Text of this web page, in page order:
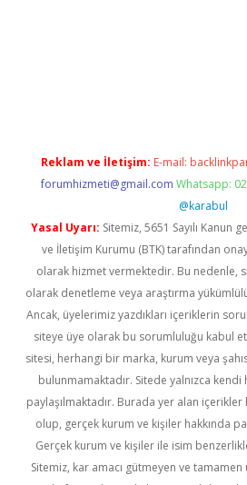
Reklam ve İletişim: E-mail:
forumhizmeti@gmail.com Whatsapp:
@karabul
Yasal Uyarı: Sitemiz, 5651 Sayılı Kanun
ve İletişim Kurumu (BTK) tarafından
olarak hizmet vermektedir. Bu nedenle,
olarak denetleme veya araştırma
Ancak, üyelerimiz yazdıkları içeriklerin
siteye üye olarak bu sorumluluğu kabul
sitesi, herhangi bir marka, kurum veya
bulunmamaktadır. Sitede yalnızca kendi
paylaşılmaktadır. Burada yer alan
olup, gerçek kurum ve kişiler hakkında
Gerçek kurum ve kişiler ile isim
Sitemiz, kar amacı gütmeyen ve